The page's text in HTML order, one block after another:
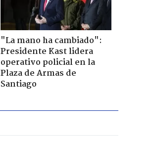
"La mano ha cambiado":
Presidente Kast lidera
operativo policial en la
Plaza de Armas de
Santiago